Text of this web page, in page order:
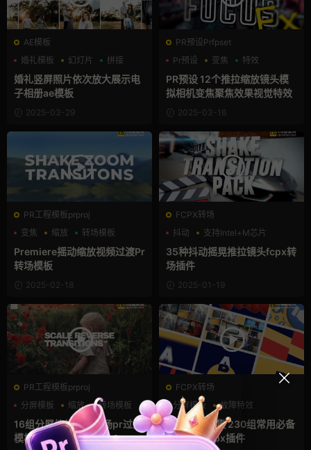
AE模板
婚礼模板
幻灯片 拼接
婚礼竖屏照片依次放大展示电
子相册ae模板
2025-03-29
PR预设Prfpset
Pr预设
变焦 特效
PR预设 12个推拉缩放镜头模
拟相机变焦聚焦效果视觉特效
2025-03-16
PR工程模板prproj
变焦
缩放 转场模板
Premiere摇动缩放视频过渡Pr
转场模板
2025-02-18
FCPX转场
抖动
支持Intel+M芯片
特效
35种抖动摇晃推拉镜头fcpx转
场插件
2025-01-19
PR工程模板prproj
分屏模板
缩放 转场模板
16组分屏缩放视频转场pr过渡
模板
FCPX转场
分屏模板
故障特效
照片墙
fcpx转场合集 230组常用必备
视频过渡fcpx插件